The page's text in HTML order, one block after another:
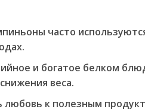
часто
и богатое белком
веса.
любовь к полезным